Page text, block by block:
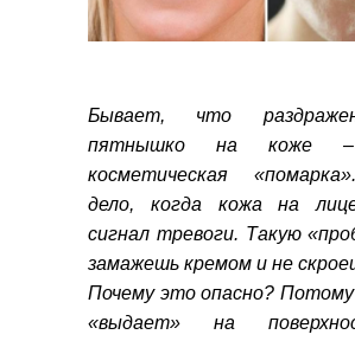
Бывает, что
пятнышко на коже –
косметическая
дело, когда кожа на
сигнал тревоги. Такую
замажешь кремом и не
Почему это опасно?
«выдает» на